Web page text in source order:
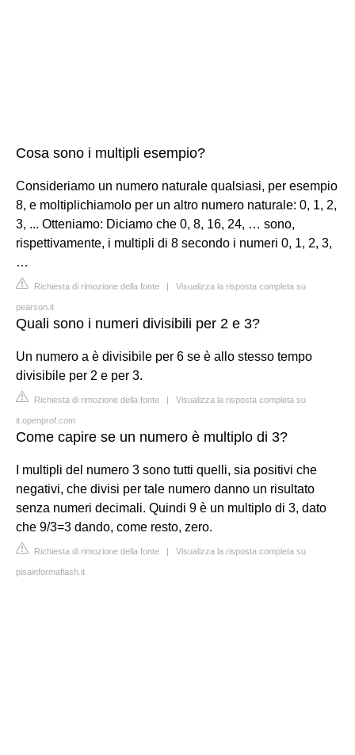
Cosa sono i multipli esempio?
Consideriamo un numero naturale qualsiasi, per esempio
8, e moltiplichiamolo per un altro numero naturale: 0, 1, 2,
3, ... Otteniamo: Diciamo che 0, 8, 16, 24, … sono,
rispettivamente, i multipli di 8 secondo i numeri 0, 1, 2, 3,
…
Richiesta di rimozione della fonte | Visualizza la risposta completa su
pearson.it
Quali sono i numeri divisibili per 2 e 3?
Un numero a è divisibile per 6 se è allo stesso tempo
divisibile per 2 e per 3.
Richiesta di rimozione della fonte | Visualizza la risposta completa su
it.openprof.com
Come capire se un numero è multiplo di 3?
I multipli del numero 3 sono tutti quelli, sia positivi che
negativi, che divisi per tale numero danno un risultato
senza numeri decimali. Quindi 9 è un multiplo di 3, dato
che 9/3=3 dando, come resto, zero.
Richiesta di rimozione della fonte | Visualizza la risposta completa su
pisainformaflash.it